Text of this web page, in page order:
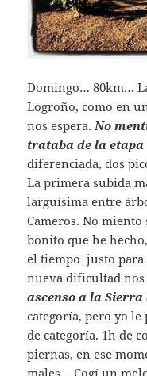
Domingo… 80km…
Logroño, como en
nos espera.No
trataba de la
diferenciada, dos
La primera subida
larguísima entre
Cameros. No
bonito que he
el tiempo justo para
nueva dificultad nos
ascenso a la
categoría, pero yo
de categoría. 1h de
piernas, en ese